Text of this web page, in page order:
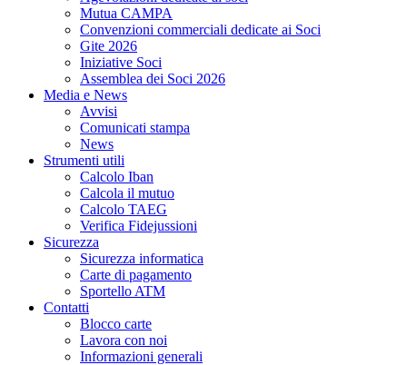
Mutua CAMPA
Convenzioni commerciali dedicate ai Soci
Gite 2026
Iniziative Soci
Assemblea dei Soci 2026
Media e News
Avvisi
Comunicati stampa
News
Strumenti utili
Calcolo Iban
Calcola il mutuo
Calcolo TAEG
Verifica Fidejussioni
Sicurezza
Sicurezza informatica
Carte di pagamento
Sportello ATM
Contatti
Blocco carte
Lavora con noi
Informazioni generali